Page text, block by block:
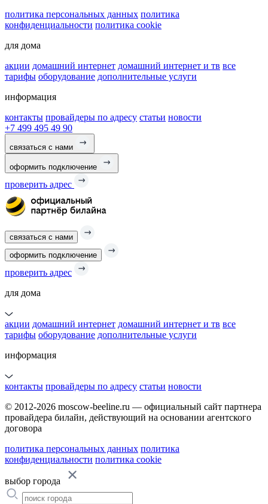
политика персональных данных политика
конфиденциальности политика cookie
для дома
акции домашний интернет домашний интернет и тв все
тарифы оборудование дополнительные услуги
информация
контакты провайдеры по адресу статьи новости
+7 499 495 49 90
связаться с нами
оформить подключение
проверить адрес
связаться с нами
оформить подключение
проверить адрес
для дома
акции домашний интернет домашний интернет и тв все
тарифы оборудование дополнительные услуги
информация
контакты провайдеры по адресу статьи новости
© 2012-2026 moscow-beeline.ru — официальный сайт партнера
провайдера билайн, действующий на основании агентского
договора
политика персональных данных политика
конфиденциальности политика cookie
выбор города